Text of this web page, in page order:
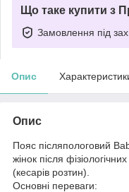
Що таке купити з
Замовлення під
Опис
Опис
Пояс післяпологовий
жінок після
(кесарів розтин).
Основні переваги: